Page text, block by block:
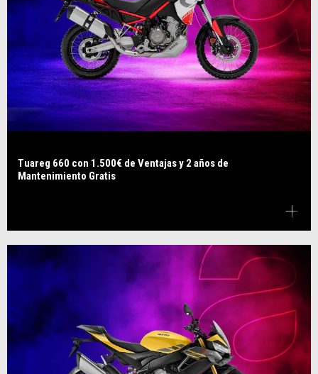
Tuareg 660 con 1.500€ de Ventajas y 2 años de
Mantenimiento Gratis